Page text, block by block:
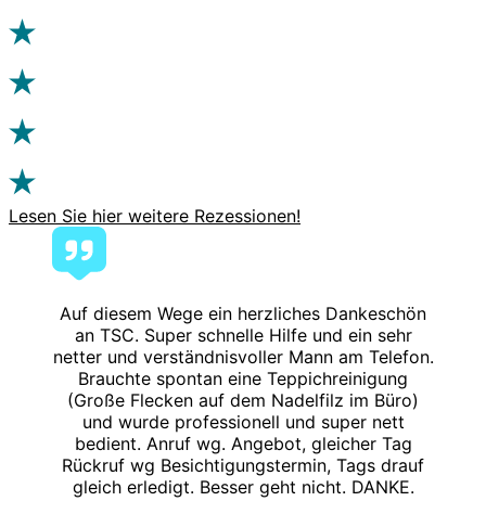
Lesen Sie hier weitere Rezessionen!
Auf diesem Wege ein herzliches Dankeschön
an TSC. Super schnelle Hilfe und ein sehr
netter und verständnisvoller Mann am Telefon.
Brauchte spontan eine Teppichreinigung
(Große Flecken auf dem Nadelfilz im Büro)
und wurde professionell und super nett
bedient. Anruf wg. Angebot, gleicher Tag
Rückruf wg Besichtigungstermin, Tags drauf
gleich erledigt. Besser geht nicht. DANKE.